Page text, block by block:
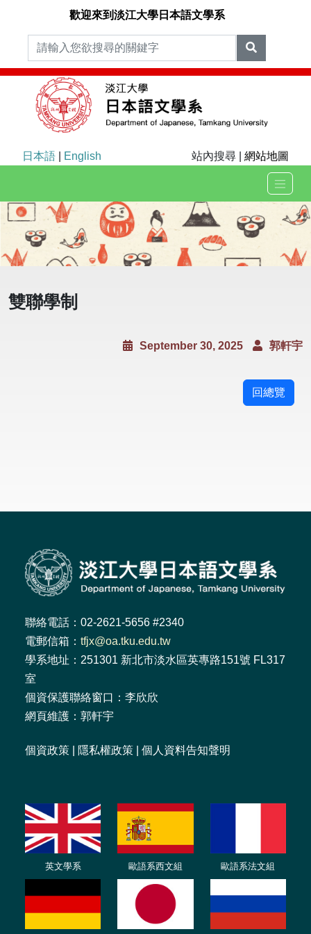
歡迎來到淡江大學日本語文學系
日本語 English 站內搜尋 | 網站地圖
雙聯學制
September 30, 2025 郭軒宇
回總覽
聯絡電話：02-2621-5656 #2340
電郵信箱： tfjx@oa.tku.edu.tw
學系地址：251301 新北市淡水區英專路151號 FL317
室
個資保護聯絡窗口：李欣欣
網頁維護：郭軒宇
個資政策 隱私權政策 個人資料告知聲明
英文學系 歐語系西文組 歐語系法文組